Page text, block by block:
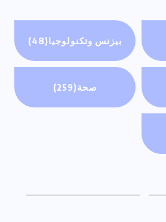
بيزنس وتكنولوجيا(48)
صحة(259)